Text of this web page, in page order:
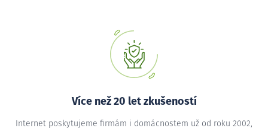
Více než 20 let zkušeností
Internet poskytujeme firmám i domácnostem už od roku 2002,